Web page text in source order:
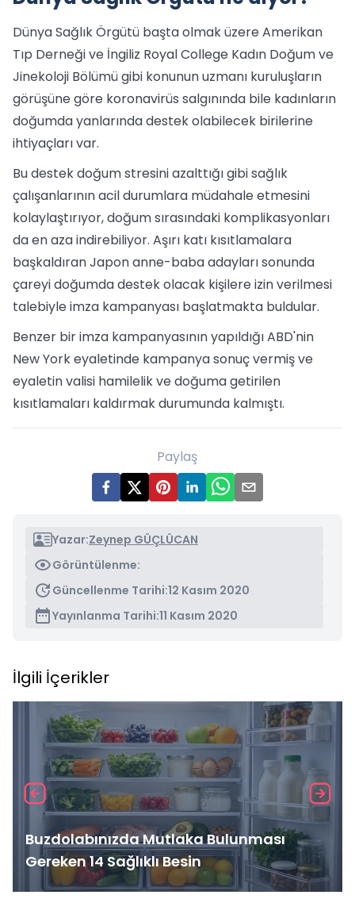
Dünya Sağlık Örgütü başta olmak üzere Amerikan
Tıp Derneği ve İngiliz Royal College Kadın Doğum ve
Jinekoloji Bölümü gibi konunun uzmanı kuruluşların
görüşüne göre koronavirüs salgınında bile kadınların
doğumda yanlarında destek olabilecek birilerine
ihtiyaçları var.
Bu destek doğum stresini azalttığı gibi sağlık
çalışanlarının acil durumlara müdahale etmesini
kolaylaştırıyor, doğum sırasındaki komplikasyonları
da en aza indirebiliyor. Aşırı katı kısıtlamalara
başkaldıran Japon anne-baba adayları sonunda
çareyi doğumda destek olacak kişilere izin verilmesi
talebiyle imza kampanyası başlatmakta buldular.
Benzer bir imza kampanyasının yapıldığı ABD'nin
New York eyaletinde kampanya sonuç vermiş ve
eyaletin valisi hamilelik ve doğuma getirilen
kısıtlamaları kaldırmak durumunda kalmıştı.
Paylaş
Yazar:Zeynep GÜÇLÜCAN
Görüntülenme:
Güncellenme Tarihi:12 Kasım 2020
Yayınlanma Tarihi:11 Kasım 2020
İlgili İçerikler
Buzdolabınızda Mutlaka Bulunması
Gereken 14 Sağlıklı Besin